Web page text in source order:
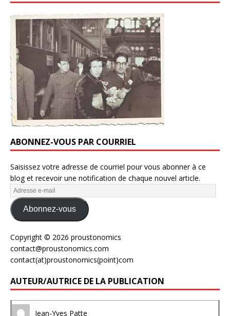
ABONNEZ-VOUS PAR COURRIEL
Saisissez votre adresse de courriel pour vous abonner à ce
blog et recevoir une notification de chaque nouvel article.
Abonnez-vous
Copyright © 2026 proustonomics
contact@proustonomics.com
contact(at)proustonomics(point)com
AUTEUR/AUTRICE DE LA PUBLICATION
Jean-Yves Patte